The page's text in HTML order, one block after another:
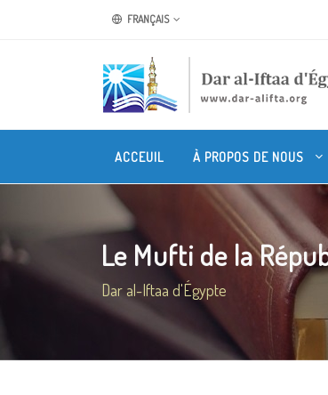
FRANÇAIS
ACCEUIL À PROPOS DE NOUS
Le Mufti de la
Dar al-Iftaa d'Égypte